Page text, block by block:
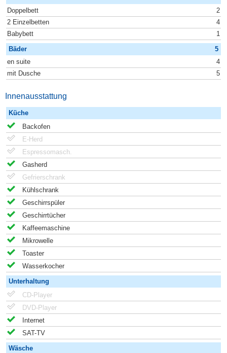
Doppelbett
2
2 Einzelbetten
4
Babybett
1
Bäder
5
en suite
4
mit Dusche
5
Innenausstattung
Küche
Backofen
E-Herd
Espressomasch.
Gasherd
Gefrierschrank
Kühlschrank
Geschirrspüler
Geschirrtücher
Kaffeemaschine
Mikrowelle
Toaster
Wasserkocher
Unterhaltung
CD-Player
DVD-Player
Internet
SAT-TV
Wäsche